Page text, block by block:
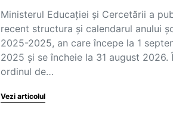
Ministerul Educației și Cercetării a
recent structura și calendarul anului
2025-2025, an care începe la 1
2025 și se încheie la 31 august 2026.
ordinul de…
Vezi articolul